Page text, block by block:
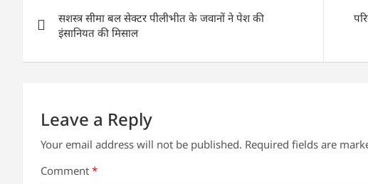
A
p
p
b
o
o
dI
navigation
सशस्त्र सीमा बल सेक्टर पीलीभीत के जवानों ने पेश की
इंसानियत की मिसाल
Leave a Reply
Your email address will not be published. Required fields are
Comment *